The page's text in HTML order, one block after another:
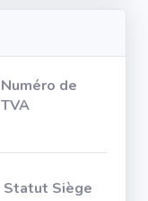
Numéro de
TVA
Statut Siège